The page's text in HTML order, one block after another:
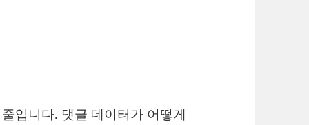
입니다. 댓글 데이터가 어떻게